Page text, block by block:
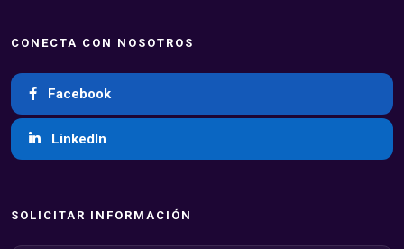
CONECTA CON NOSOTROS
Facebook
LinkedIn
SOLICITAR INFORMACIÓN